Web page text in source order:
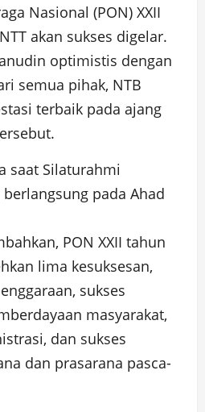
Nasional (PON) XXII
akan sukses digelar.
optimistis dengan
semua pihak, NTB
terbaik pada ajang
saat Silaturahmi
pada Ahad
PON XXII tahun
lima kesuksesan,
sukses
masyarakat,
dan sukses
dan prasarana pasca-